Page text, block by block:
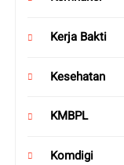
Kerja Bakti
Kesehatan
KMBPL
Komdigi